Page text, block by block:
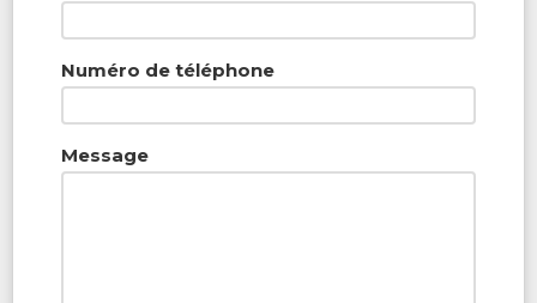
Numéro de téléphone
Message